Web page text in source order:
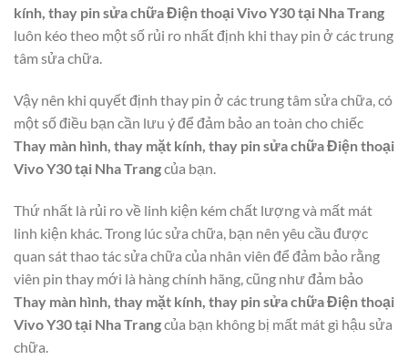
kính, thay pin sửa chữa Điện thoại Vivo Y30 tại Nha Trang
luôn kéo theo một số rủi ro nhất định khi thay pin ở các trung
tâm sửa chữa.
Vậy nên khi quyết định thay pin ở các trung tâm sửa chữa, có
một số điều bạn cần lưu ý để đảm bảo an toàn cho chiếc
Thay màn hình, thay mặt kính, thay pin sửa chữa Điện thoại
Vivo Y30 tại Nha Trangcủa bạn.
Thứ nhất là rủi ro về linh kiện kém chất lượng và mất mát
linh kiện khác. Trong lúc sửa chữa, bạn nên yêu cầu được
quan sát thao tác sửa chữa của nhân viên để đảm bảo rằng
viên pin thay mới là hàng chính hãng, cũng như đảm bảo
Thay màn hình, thay mặt kính, thay pin sửa chữa Điện thoại
Vivo Y30 tại Nha Trangcủa bạn không bị mất mát gì hậu sửa
chữa.